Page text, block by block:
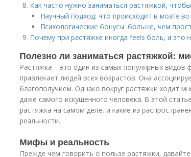
Как часто нужно заниматься растяжкой,
Научный подход: что происходит в мозге
Психологические бонусы: больше, чем
Почему при растяжке иногда feels боль, и это
Полезно ли заниматься растяжкой:
Растяжка – это один из самых популярных видов
привлекает людей всех возрастов. Она
благополучием. Однако вокруг растяжки ходит
даже самого искушенного человека. В этой
растяжка на самом деле, и какие из
реальности.
Мифы и реальность
Прежде чем говорить о пользе растяжки,